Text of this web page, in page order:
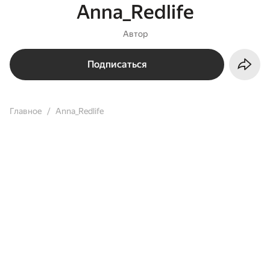
Anna_Redlife
Автор
Подписаться
Главное Anna_Redlife